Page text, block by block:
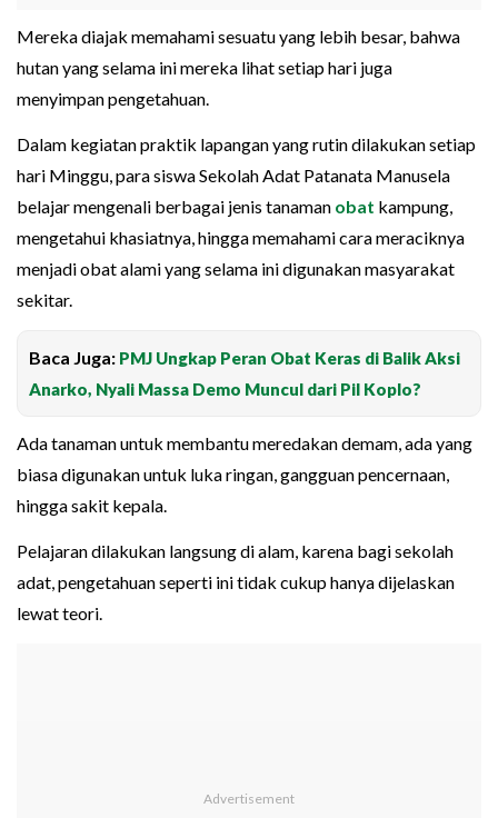
Mereka diajak memahami sesuatu yang lebih besar, bahwa
hutan yang selama ini mereka lihat setiap hari juga
menyimpan pengetahuan.
Dalam kegiatan praktik lapangan yang rutin dilakukan setiap
hari Minggu, para siswa Sekolah Adat Patanata Manusela
belajar mengenali berbagai jenis tanaman obat kampung,
mengetahui khasiatnya, hingga memahami cara meraciknya
menjadi obat alami yang selama ini digunakan masyarakat
sekitar.
Baca Juga: PMJ Ungkap Peran Obat Keras di Balik Aksi
Anarko, Nyali Massa Demo Muncul dari Pil Koplo?
Ada tanaman untuk membantu meredakan demam, ada yang
biasa digunakan untuk luka ringan, gangguan pencernaan,
hingga sakit kepala.
Pelajaran dilakukan langsung di alam, karena bagi sekolah
adat, pengetahuan seperti ini tidak cukup hanya dijelaskan
lewat teori.